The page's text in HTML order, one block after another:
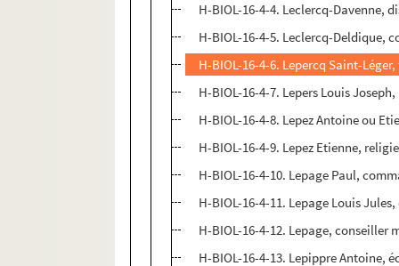
H-BIOL-16-4-4. Leclercq-Davenne,
H-BIOL-16-4-5. Leclercq-Deldique,
H-BIOL-16-4-6. Lepercq Saint-
H-BIOL-16-4-7. Lepers Louis
H-BIOL-16-4-8. Lepez Antoine ou
H-BIOL-16-4-9. Lepez Etienne,
H-BIOL-16-4-10. Lepage Paul,
H-BIOL-16-4-11. Lepage Louis
H-BIOL-16-4-12. Lepage, conseiller
H-BIOL-16-4-13. Lepippre Antoine,